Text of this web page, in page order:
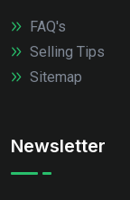
FAQ's
Selling Tips
Sitemap
Newsletter